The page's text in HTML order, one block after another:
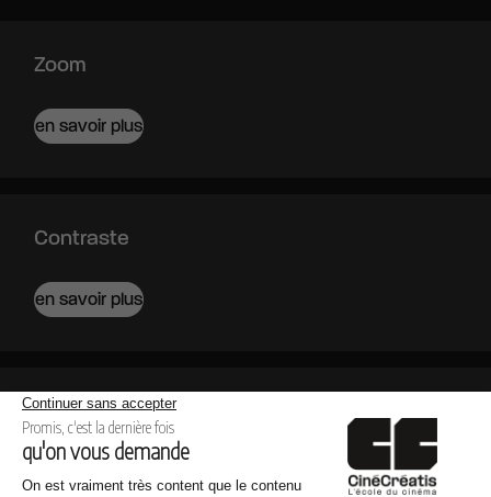
Zoom
en savoir plus
Contraste
en savoir plus
Contre-plongée